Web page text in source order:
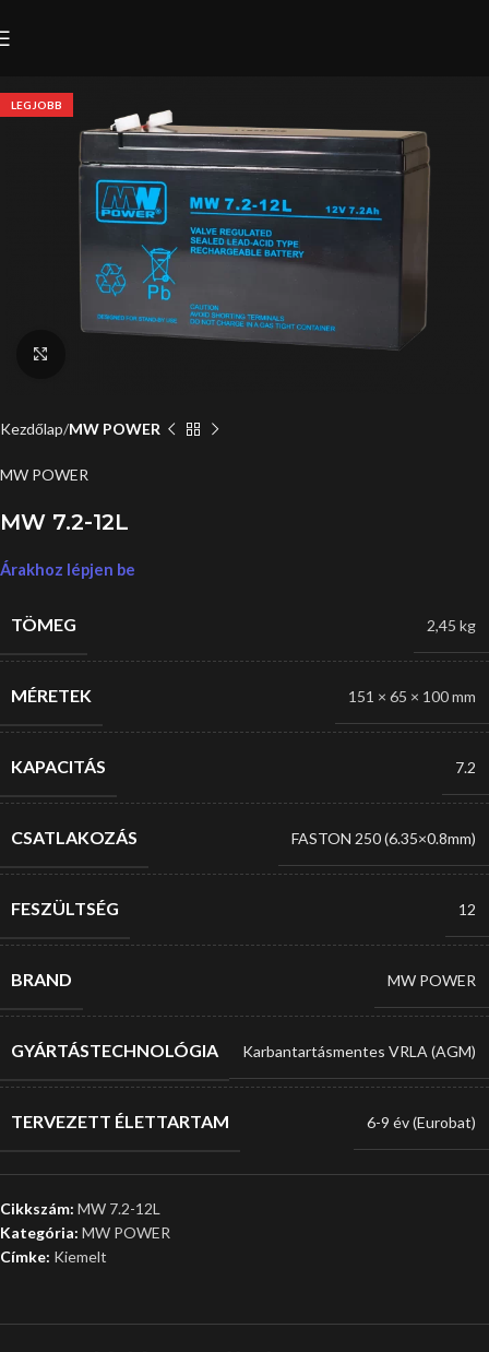
LEGJOBB
Kezdőlap MW POWER
MW POWER
MW 7.2-12L
Árakhoz lépjen be
TÖMEG 2,45 kg
MÉRETEK 151 × 65 × 100 mm
KAPACITÁS 7.2
CSATLAKOZÁS FASTON 250 (6.35×0.8mm)
FESZÜLTSÉG 12
BRAND MW POWER
GYÁRTÁSTECHNOLÓGIA Karbantartásmentes VRLA (AGM)
TERVEZETT ÉLETTARTAM 6-9 év (Eurobat)
Cikkszám: MW 7.2-12L
Kategória: MW POWER
Címke: Kiemelt